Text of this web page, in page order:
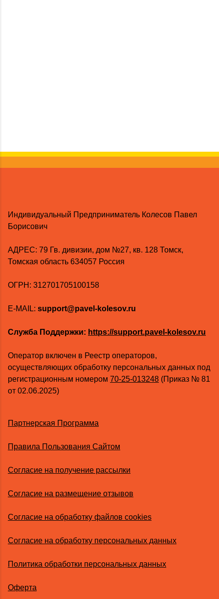
Индивидуальный Предприниматель Колесов Павел
Борисович
AДРЕС: 79 Гв. дивизии, дом №27, кв. 128 Томск,
Томская область 634057 Россия
ОГРН: 312701705100158
E-MAIL: support@pavel-kolesov.ru
Служба Поддержки: https://support.pavel-kolesov.ru
Оператор включен в Реестр операторов,
осуществляющих обработку персональных данных под
регистрационным номером 70-25-013248 (Приказ № 81
от 02.06.2025)
Партнерская Программа
Правила Пользования Сайтом
Согласие на получение рассылки
Согласие на размещение отзывов
Согласие на обработку файлов cookies
Согласие на обработку персональных данных
Политика обработки персональных данных
Оферта